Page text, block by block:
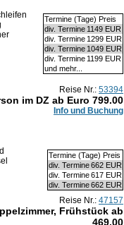
Termine (Tage) Preis
div. Termine 1149 EUR
div. Termine 1299 EUR
div. Termine 1049 EUR
div. Termine 1199 EUR
und mehr...
Reise Nr.: 53394
im DZ ab Euro 799.00
Info und Buchung
Termine (Tage) Preis
div. Termine662 EUR
div. Termine617 EUR
div. Termine662 EUR
Reise Nr.: 47157
Frühstück ab
469.00